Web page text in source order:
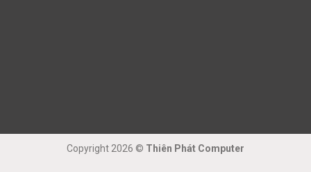
Copyright 2026 © Thiên Phát Computer